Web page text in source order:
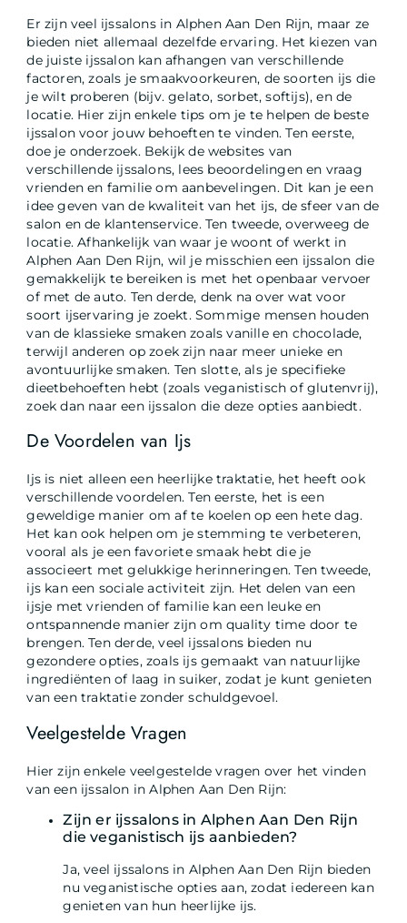
Er zijn veel ijssalons in Alphen Aan Den Rijn, maar ze
bieden niet allemaal dezelfde ervaring. Het kiezen van
de juiste ijssalon kan afhangen van verschillende
factoren, zoals je smaakvoorkeuren, de soorten ijs die
je wilt proberen (bijv. gelato, sorbet, softijs), en de
locatie. Hier zijn enkele tips om je te helpen de beste
ijssalon voor jouw behoeften te vinden. Ten eerste,
doe je onderzoek. Bekijk de websites van
verschillende ijssalons, lees beoordelingen en vraag
vrienden en familie om aanbevelingen. Dit kan je een
idee geven van de kwaliteit van het ijs, de sfeer van de
salon en de klantenservice. Ten tweede, overweeg de
locatie. Afhankelijk van waar je woont of werkt in
Alphen Aan Den Rijn, wil je misschien een ijssalon die
gemakkelijk te bereiken is met het openbaar vervoer
of met de auto. Ten derde, denk na over wat voor
soort ijservaring je zoekt. Sommige mensen houden
van de klassieke smaken zoals vanille en chocolade,
terwijl anderen op zoek zijn naar meer unieke en
avontuurlijke smaken. Ten slotte, als je specifieke
dieetbehoeften hebt (zoals veganistisch of glutenvrij),
zoek dan naar een ijssalon die deze opties aanbiedt.
De Voordelen van Ijs
Ijs is niet alleen een heerlijke traktatie, het heeft ook
verschillende voordelen. Ten eerste, het is een
geweldige manier om af te koelen op een hete dag.
Het kan ook helpen om je stemming te verbeteren,
vooral als je een favoriete smaak hebt die je
associeert met gelukkige herinneringen. Ten tweede,
ijs kan een sociale activiteit zijn. Het delen van een
ijsje met vrienden of familie kan een leuke en
ontspannende manier zijn om quality time door te
brengen. Ten derde, veel ijssalons bieden nu
gezondere opties, zoals ijs gemaakt van natuurlijke
ingrediënten of laag in suiker, zodat je kunt genieten
van een traktatie zonder schuldgevoel.
Veelgestelde Vragen
Hier zijn enkele veelgestelde vragen over het vinden
van een ijssalon in Alphen Aan Den Rijn:
Zijn er ijssalons in Alphen Aan Den Rijn
die veganistisch ijs aanbieden?
Ja, veel ijssalons in Alphen Aan Den Rijn bieden
nu veganistische opties aan, zodat iedereen kan
genieten van hun heerlijke ijs.